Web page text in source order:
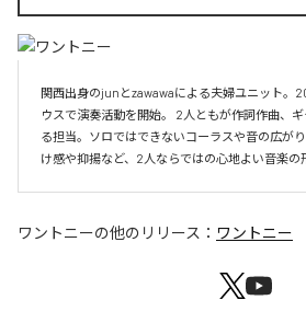
関西出身のjunとzawawaによる夫婦ユニット。
ウスで演奏活動を開始。 2人ともが作詞作曲、
る担当。ソロではできないコーラスや音の広が
け感や抑揚など、2人ならではの心地よい音楽の
ワントニーの他のリリース： ワントニー